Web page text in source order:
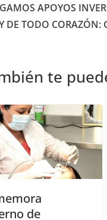
APOYOS
DE TODO CORAZÓN:
te
de